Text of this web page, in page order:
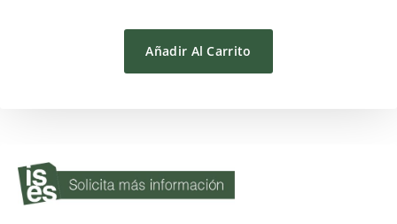
Añadir Al Carrito